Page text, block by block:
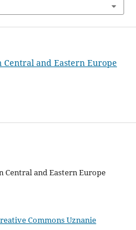
Central and Eastern Europe
Central and Eastern Europe
Commons Uznanie